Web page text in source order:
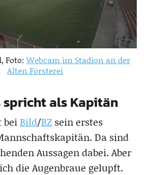
Foto:Webcam im Stadion an der
Alten Försterei
spricht als Kapitän
beiBild/BZsein erstes
Da sind
Aussagen dabei. Aber
die Augenbraue gelupft.